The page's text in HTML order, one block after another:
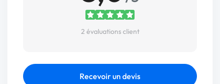
2 évaluations client
Recevoir un devis